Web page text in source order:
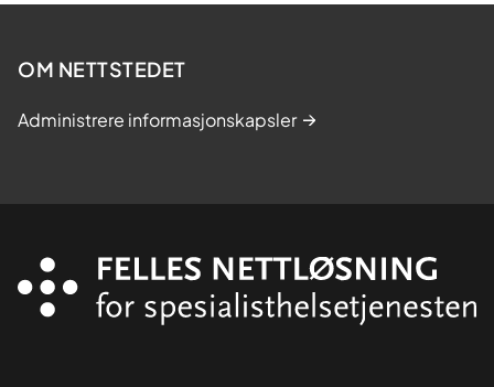
OM NETTSTEDET
Administrere informasjonskapsler